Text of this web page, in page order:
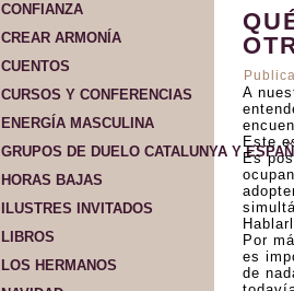
CONFIANZA
CREAR ARMONÍA
CUENTOS
CURSOS Y CONFERENCIAS
ENERGÍA MASCULINA
GRUPOS DE DUELO CATALUNYA Y
HORAS BAJAS
ILUSTRES INVITADOS
LIBROS
LOS HERMANOS
A
Este
Es
Por
es
de